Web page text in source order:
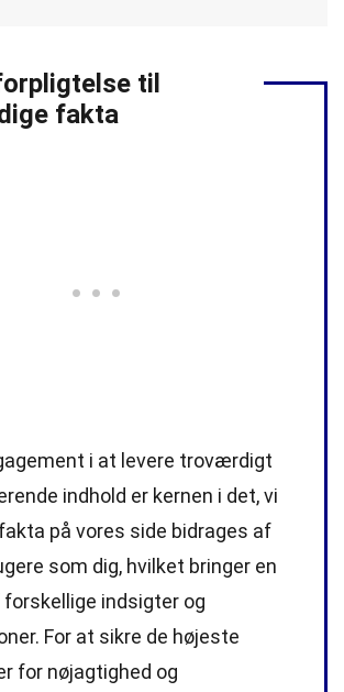
til
fakta
i at levere troværdigt
indhold er kernen i det, vi
på vores side bidrages af
som dig, hvilket bringer en
indsigter og
For at sikre de højeste
for nøjagtighed og